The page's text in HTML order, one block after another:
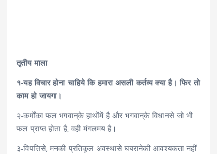
तृतीय माला
१-यह विचार होना चाहिये कि हमारा असली कर्तव्य क्या है। फिर तो
काम हो जायगा।
२-कर्मोंका फल भगवान्‌के हाथोंमें है और भगवान्‌के विधानसे जो भी
फल प्राप्त होता है, वही मंगलमय है।
३-विपत्तिसे, मनकी प्रतिकूल अवस्थासे घबरानेकी आवश्यकता नहीं